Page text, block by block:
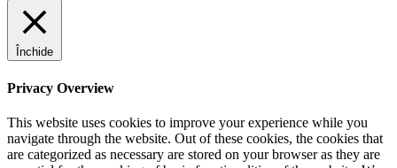
Închide
Privacy Overview
This website uses cookies to improve your experience while you
navigate through the website. Out of these cookies, the cookies that
are categorized as necessary are stored on your browser as they are